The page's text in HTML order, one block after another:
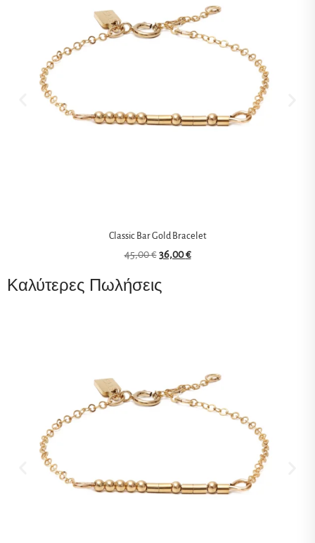
Classic Bar Gold Bracelet
45,00€ 36,00€
Καλύτερες Πωλήσεις